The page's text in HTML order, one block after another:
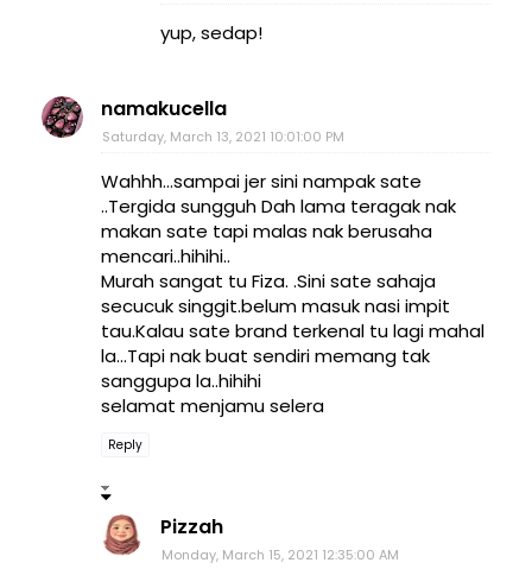
yup, sedap!
namakucella
Saturday, March 13, 2021 10:01:00 PM
Wahhh...sampai jer sini nampak sate
..Tergida sungguh Dah lama teragak nak
makan sate tapi malas nak berusaha
mencari..hihihi..
Murah sangat tu Fiza. .Sini sate sahaja
secucuk singgit.belum masuk nasi impit
tau.Kalau sate brand terkenal tu lagi mahal
la...Tapi nak buat sendiri memang tak
sanggupa la..hihihi
selamat menjamu selera
Reply
Pizzah
Monday, March 15, 2021 12:35:00 AM